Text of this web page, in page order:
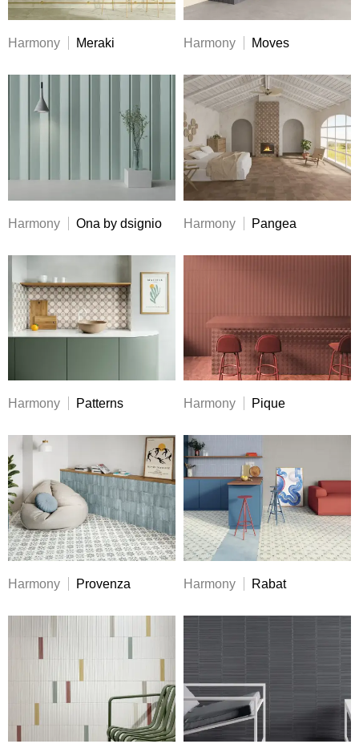
Harmony Meraki Harmony Moves
Harmony Ona by dsignio Harmony Pangea
Harmony Patterns Harmony Pique
Harmony Provenza Harmony Rabat